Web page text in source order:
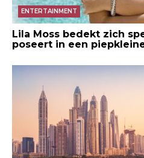
ENTERTAINMENT
Lila Moss bedekt zich
poseert in een